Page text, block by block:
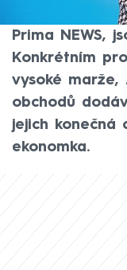
Partie Terezie
Prima NEWS,
Konkrétním
vysoké
obchodů
jejich
ekonomka.